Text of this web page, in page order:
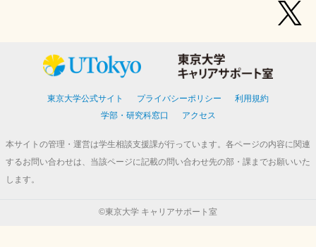
東京大学公式サイト プライバシーポリシー
利用規約
学部・研究科窓口
アクセス
本サイトの管理・運営は学生相談支援課が行っています。各ページの内容に関連
するお問い合わせは、当該ページに記載の問い合わせ先の部・課までお願いいた
します。
©東京大学 キャリアサポート室